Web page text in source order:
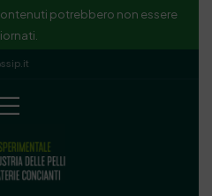
potrebbero non essere